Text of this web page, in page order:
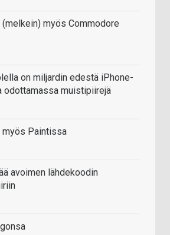
myös Commodore
on miljardin edestä iPhone-
odottamassa muistipiirejä
myös Paintissa
avoimen lähdekoodin